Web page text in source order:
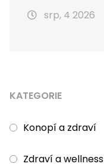
srp, 4 2026
KATEGORIE
Konopí a zdraví
Zdraví a wellness